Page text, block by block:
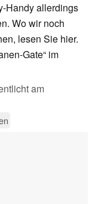
Handy allerdings
Wo wir noch
lesen Sie hier.
Gate“ im
am